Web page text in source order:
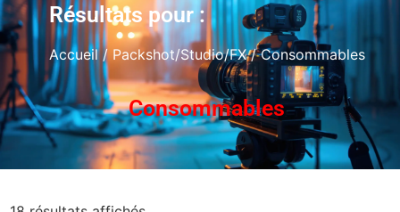
Résultats pour :
Accueil/ Packshot/Studio/FX/ Consommables
Consommables